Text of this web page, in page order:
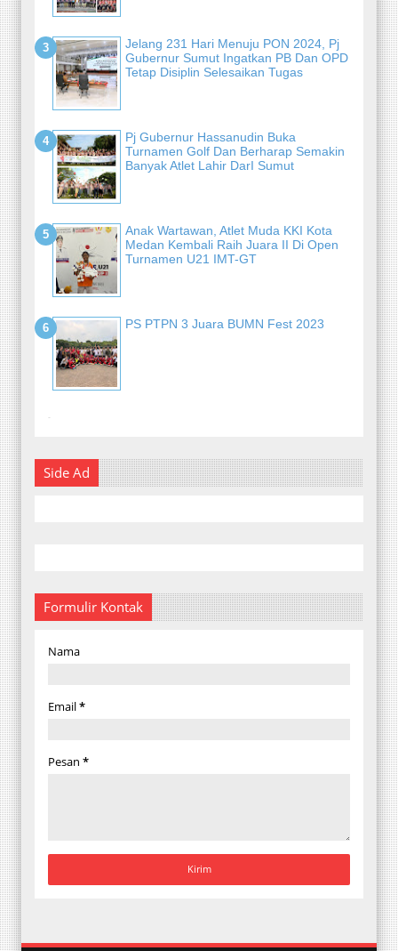
Jelang 231 Hari Menuju PON 2024, Pj
Gubernur Sumut Ingatkan PB Dan OPD
Tetap Disiplin Selesaikan Tugas
Pj Gubernur Hassanudin Buka
Turnamen Golf Dan Berharap Semakin
Banyak Atlet Lahir DarI Sumut
Anak Wartawan, Atlet Muda KKI Kota
Medan Kembali Raih Juara II Di Open
Turnamen U21 IMT-GT
PS PTPN 3 Juara BUMN Fest 2023
-
Side Ad
Formulir Kontak
Nama
Email*
Pesan *